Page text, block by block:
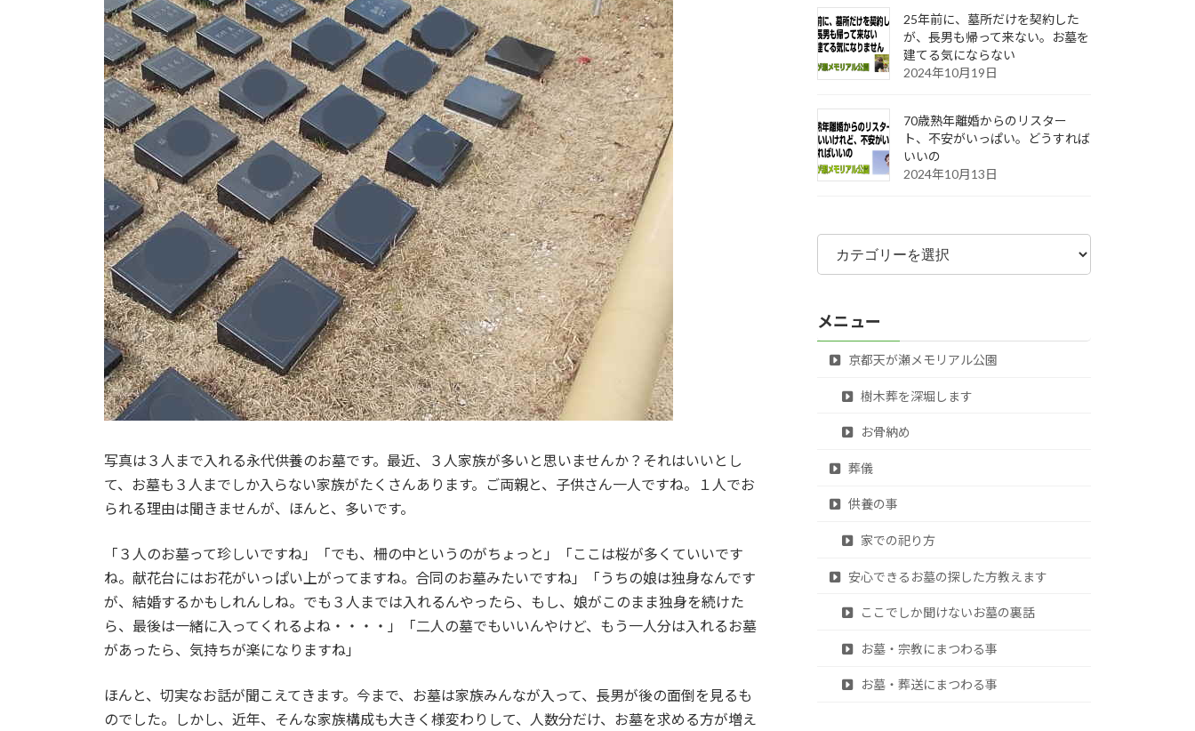
新
日
時
:
写真は３人まで入れる永代供養のお墓です。最近、３人家族が多いと思いませんか？それはいいとし
て、お墓も３人までしか入らない家族がたくさんあります。ご両親と、子供さん一人ですね。１人でお
られる理由は聞きませんが、ほんと、多いです。
「３人のお墓って珍しいですね」「でも、柵の中というのがちょっと」「ここは桜が多くていいです
ね。献花台にはお花がいっぱい上がってますね。合同のお墓みたいですね」「うちの娘は独身なんです
が、結婚するかもしれんしね。でも３人までは入れるんやったら、もし、娘がこのまま独身を続けた
ら、最後は一緒に入ってくれるよね・・・・」「二人の墓でもいいんやけど、もう一人分は入れるお墓
があったら、気持ちが楽になりますね」
ほんと、切実なお話が聞こえてきます。今まで、お墓は家族みんなが入って、長男が後の面倒を見るも
のでした。しかし、近年、そんな家族構成も大きく様変わりして、人数分だけ、お墓を求める方が増え
25年前に、墓所だけを契約した
が、長男も帰って来ない。お墓を
建てる気にならない
2024年10月19日
70歳熟年離婚からのリスター
ト、不安がいっぱい。どうすれば
いいの
2024年10月13日
カ
ゴ
ー
メニュー
京都天が瀬メモリアル公園
樹木葬を深堀します
お骨納め
葬儀
供養の事
家での祀り方
安心できるお墓の探した方教えます
ここでしか聞けないお墓の裏話
お墓・宗教にまつわる事
お墓・葬送にまつわる事